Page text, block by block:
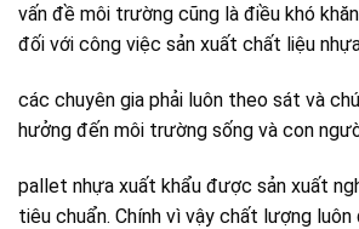
vấn đề môi trường cũng là điều khó
đối với công việc sản xuất chất liệu
các chuyên gia phải luôn theo sát và
hưởng đến môi trường sống và con
pallet nhựa xuất khẩu được sản xuất
tiêu chuẩn. Chính vì vậy chất lượng